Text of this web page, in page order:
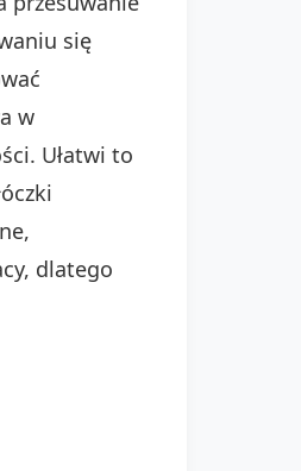
się
w
Ułatwi to
dlatego